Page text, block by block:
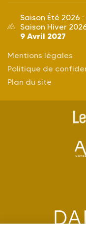
Saison Été 2026 :
Saison Hiver
9 Avril 2027
Mentions légales
Politique de
Plan du site